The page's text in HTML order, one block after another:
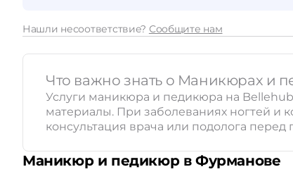
Нашли несоответствие? Сообщите нам
Что важно знать о Маникюрах и
Услуги маникюра и педикюра на
материалы. При заболеваниях ногтей и
консультация врача или подолога
Маникюр и педикюр в Фурманове